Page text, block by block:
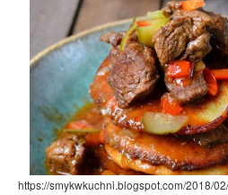
https://smykwkuchni.blogspot.com/2018/